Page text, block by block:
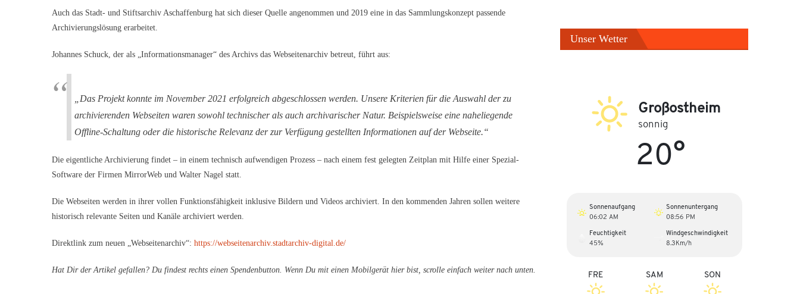
Auch das Stadt- und Stiftsarchiv Aschaffenburg hat sich dieser Quelle angenommen und 2019 eine in das Sammlungskonzept passende
Archivierungslösung erarbeitet.
Johannes Schuck, der als „Informationsmanager“ des Archivs das Webseitenarchiv betreut, führt aus:
„Das Projekt konnte im November 2021 erfolgreich abgeschlossen werden. Unsere Kriterien für die Auswahl der zu
archivierenden Webseiten waren sowohl technischer als auch archivarischer Natur. Beispielsweise eine naheliegende
Offline-Schaltung oder die historische Relevanz der zur Verfügung gestellten Informationen auf der Webseite.“
Die eigentliche Archivierung findet – in einem technisch aufwendigen Prozess – nach einem fest gelegten Zeitplan mit Hilfe einer Spezial-
Software der Firmen MirrorWeb und Walter Nagel statt.
Die Webseiten werden in ihrer vollen Funktionsfähigkeit inklusive Bildern und Videos archiviert. In den kommenden Jahren sollen weitere
historisch relevante Seiten und Kanäle archiviert werden.
Direktlink zum neuen „Webseitenarchiv“: https://webseitenarchiv.stadtarchiv-digital.de/
Hat Dir der Artikel gefallen? Du findest rechts einen Spendenbutton. Wenn Du mit einen Mobilgerät hier bist, scrolle einfach weiter nach unten.
Unser Wetter
Großostheim
sonnig
20°
Sonnenaufgang
06:02 AM
Sonnenuntergang
08:56 PM
Feuchtigkeit
45%
Windgeschwindigkeit
8.3Km/h
FRE SAM SON